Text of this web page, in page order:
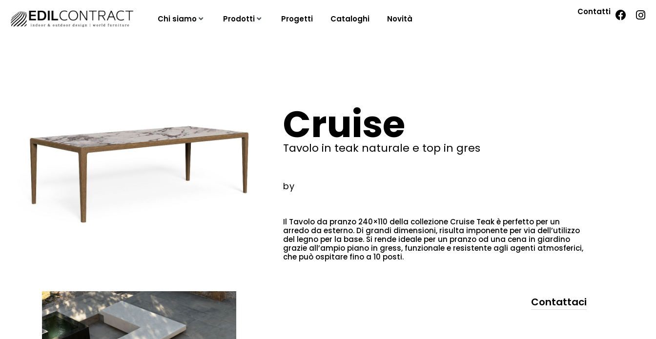
Chi siamo Prodotti Progetti Cataloghi Novità
Contatti
Cruise
Tavolo in teak naturale e top in gres
by
Il Tavolo da pranzo 240×110 della collezione Cruise Teak è perfetto per un
arredo da esterno. Di grandi dimensioni, risulta imponente per via dell’utilizzo
del legno per la base. Si rende ideale per un pranzo od una cena in giardino
grazie all’ampio piano in gress, funzionale e resistente agli agenti atmosferici,
che può ospitare fino a 10 posti.
Contattaci